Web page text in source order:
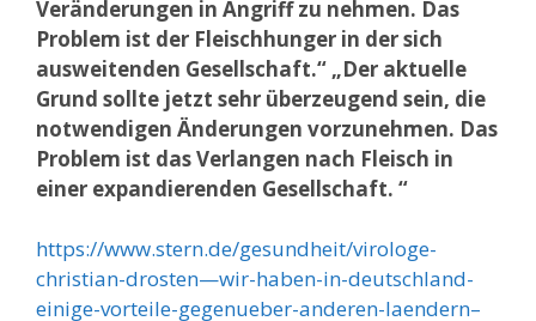
Veränderungen in Angriff zu nehmen. Das
Problem ist der Fleischhunger in der sich
ausweitenden Gesellschaft.“ „Der aktuelle
Grund sollte jetzt sehr überzeugend sein, die
notwendigen Änderungen vorzunehmen. Das
Problem ist das Verlangen nach Fleisch in
einer expandierenden Gesellschaft. “
https://www.stern.de/gesundheit/virologe-
christian-drosten—wir-haben-in-deutschland-
einige-vorteile-gegenueber-anderen-laendern–